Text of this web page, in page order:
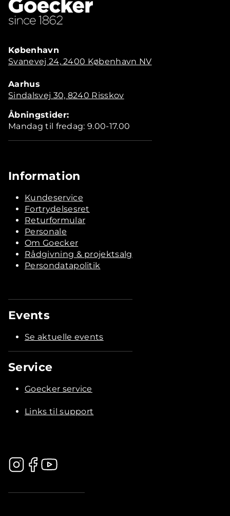
København
Svanevej 24, 2400 København NV
Aarhus
Sindalsvej 30, 8240 Risskov
Åbningstider:
Mandag til fredag: 9.00-17.00
Information
Kundeservice
Fortrydelsesret
Returformular
Personale
Om Goecker
Rådgivning & projektsalg
Persondatapolitik
Events
Se aktuelle events
Service
Goecker service
Links til support